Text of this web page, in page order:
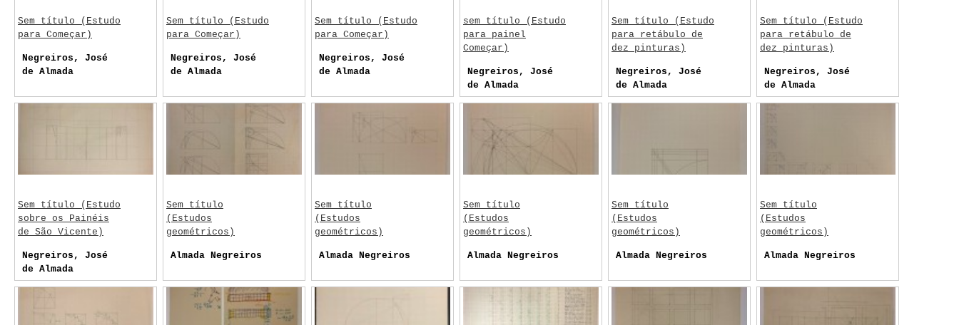
Sem título (Estudo
para Começar)
Negreiros, José
de Almada
Sem título (Estudo
para Começar)
Negreiros, José
de Almada
Sem título (Estudo
para Começar)
Negreiros, José
de Almada
sem título (Estudo
para painel
Começar)
Negreiros, José
de Almada
Sem título (Estudo
para retábulo de
dez pinturas)
Negreiros, José
de Almada
Sem título (Estudo
para retábulo de
dez pinturas)
Negreiros, José
de Almada
Sem título (Estudo
sobre os Painéis
de São Vicente)
Negreiros, José
de Almada
Sem título
(Estudos
geométricos)
Almada Negreiros
Sem título
(Estudos
geométricos)
Almada Negreiros
Sem título
(Estudos
geométricos)
Almada Negreiros
Sem título
(Estudos
geométricos)
Almada Negreiros
Sem título
(Estudos
geométricos)
Almada Negreiros